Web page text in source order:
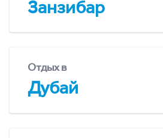
Занзибар
Отдых в
Дубай